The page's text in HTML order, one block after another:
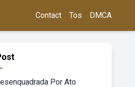
Contact Tos DMCA
Por Ato